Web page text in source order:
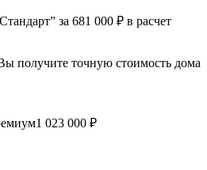
за 681 000 ₽ в расчет
получите точную стоимость дома
1 023 000 ₽